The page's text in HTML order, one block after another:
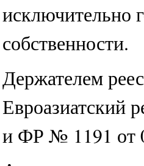
исключительно
собственности.
Держателем
Евроазиатский
и ФР № 1191 от